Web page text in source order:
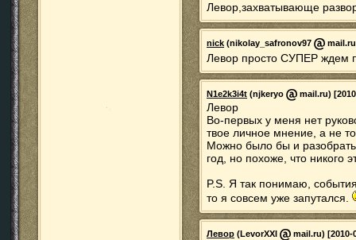
Левор,захватывающе
nick (nikolay_safronov97
Левор просто СУПЕР ждем
N1e2k3i4t (njkeryo mail.ru)
Левор
Во-первых у меня нет
твое личное мнение, а не
Можно было бы и
год, но похоже, что никого
P.S. Я так понимаю,
то я совсем уже запутался.
Левор (LevorXXI mail.ru) [2010-